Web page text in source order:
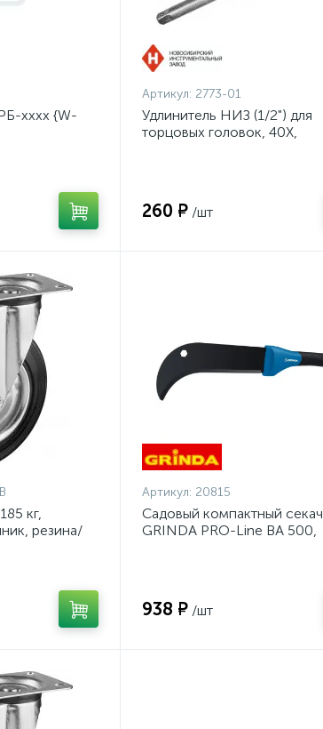
хххх {W-
Артикул: 2773-01
Удлинитель НИЗ (1/2") для
торцовых головок, 40Х,
260 ₽ /шт
кг,
резина/
Артикул: 20815
Садовый компактный секач
GRINDA PRO-Line BA 500,
938 ₽ /шт